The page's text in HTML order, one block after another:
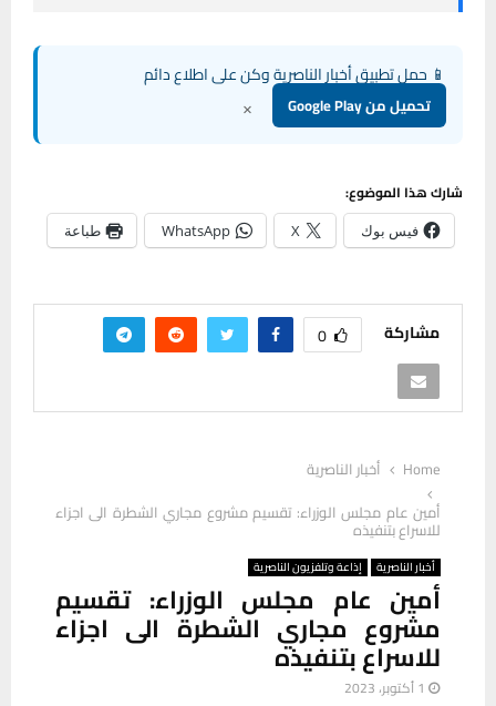
📱 حمل تطبيق أخبار الناصرية وكن على اطلاع دائم
تحميل من Google Play ×
شارك هذا الموضوع:
فيس بوك X
WhatsApp طباعة
مشاركة 0
Home
أخبار الناصرية
أمين عام مجلس الوزراء: تقسيم مشروع مجاري الشطرة الى اجزاء
للاسراع بتنفيذه
أخبار الناصرية إذاعة وتلفزيون الناصرية
أمين عام مجلس الوزراء: تقسيم
مشروع مجاري الشطرة الى اجزاء
للاسراع بتنفيذه
1 أكتوبر، 2023